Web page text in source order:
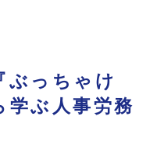
ぶっちゃけ
学ぶ人事労務